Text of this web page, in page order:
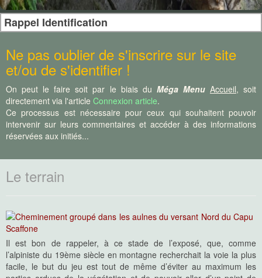
Rappel Identification
Ne pas oublier de s'inscrire sur le site
et/ou de s'identifier !
On peut le faire soit par le biais du Méga Menu Accueil, soit
directement via l'article Connexion article.
Ce processus est nécessaire pour ceux qui souhaitent pouvoir
intervenir sur leurs commentaires et accéder à des informations
réservées aux initiés...
Le terrain
Il est bon de rappeler, à ce stade de l’exposé, que, comme
l’alpiniste du 19ème siècle en montagne recherchait la voie la plus
facile, le but du jeu est tout de même d’éviter au maximum les